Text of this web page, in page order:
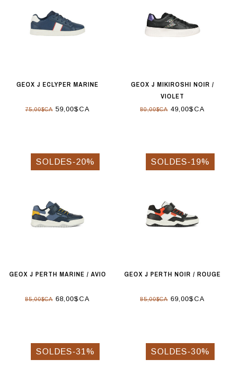
GEOX J ECLYPER MARINE
75,00$CA 59,00$CA
GEOX J MIKIROSHI NOIR /
VIOLET
80,00$CA 49,00$CA
SOLDES-20%
GEOX J PERTH MARINE / AVIO
85,00$CA 68,00$CA
SOLDES-19%
GEOX J PERTH NOIR / ROUGE
85,00$CA 69,00$CA
SOLDES-31% SOLDES-30%